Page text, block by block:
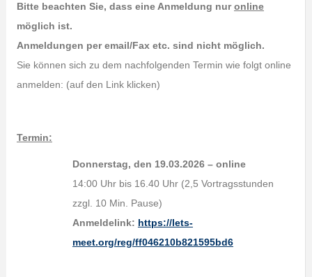
Bitte beachten Sie, dass eine Anmeldung nuronline
möglich ist.
Anmeldungen per email/Fax etc. sind nicht möglich.
Sie können sich zu dem nachfolgenden Termin wie folgt online
anmelden: (auf den Link klicken)
Termin:
Donnerstag, den 19.03.2026 – online
14:00 Uhr bis 16.40 Uhr (2,5 Vortragsstunden
zzgl. 10 Min. Pause)
Anmeldelink: https://lets-
meet.org/reg/ff046210b821595bd6